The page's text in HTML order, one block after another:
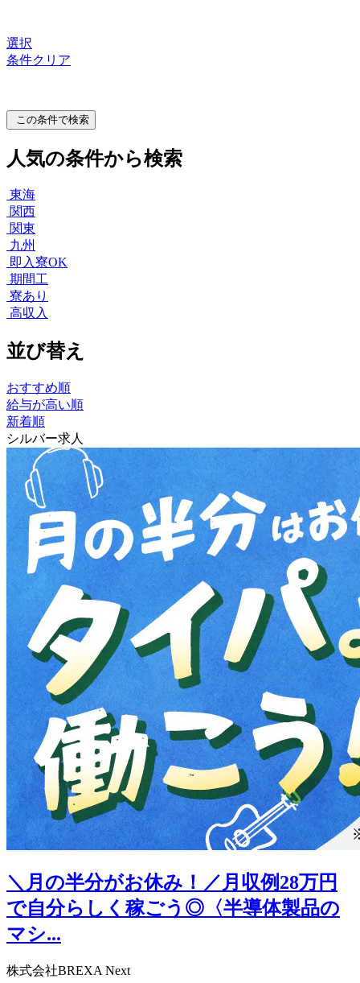
選択
条件クリア
この条件で検索
人気の条件から検索
東海
関西
関東
九州
即入寮OK
期間工
寮あり
高収入
並び替え
おすすめ順
給与が高い順
新着順
シルバー求人
＼月の半分がお休み！／月収例28万円
で自分らしく稼ごう◎〈半導体製品の
マシ...
株式会社BREXA Next